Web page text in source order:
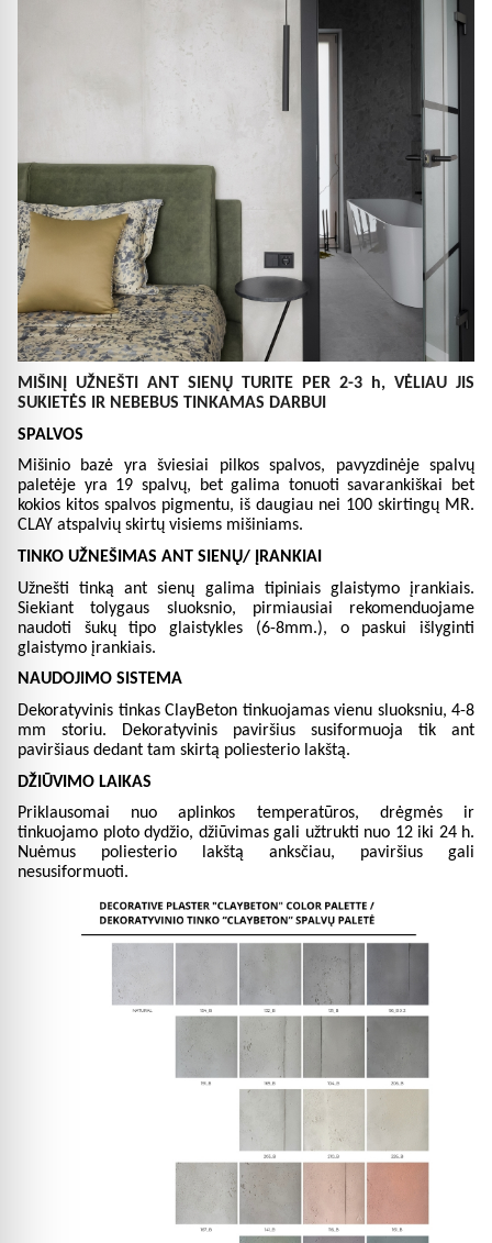
MIŠINĮ UŽNEŠTI ANT SIENŲ TURITE PER 2-3 h, VĖLIAU JIS
SUKIETĖS IR NEBEBUS TINKAMAS DARBUI
SPALVOS
Mišinio bazė yra šviesiai pilkos spalvos, pavyzdinėje spalvų
paletėje yra 19 spalvų, bet galima tonuoti savarankiškai bet
kokios kitos spalvos pigmentu, iš daugiau nei 100 skirtingų MR.
CLAY atspalvių skirtų visiems mišiniams.
TINKO UŽNEŠIMAS ANT SIENŲ/ ĮRANKIAI
Užnešti tinką ant sienų galima tipiniais glaistymo įrankiais.
Siekiant tolygaus sluoksnio, pirmiausiai rekomenduojame
naudoti šukų tipo glaistykles (6-8mm.), o paskui išlyginti
glaistymo įrankiais.
NAUDOJIMO SISTEMA
Dekoratyvinis tinkas ClayBeton tinkuojamas vienu sluoksniu, 4-8
mm storiu. Dekoratyvinis paviršius susiformuoja tik ant
paviršiaus dedant tam skirtą poliesterio lakštą.
DŽIŪVIMO LAIKAS
Priklausomai nuo aplinkos temperatūros, drėgmės ir
tinkuojamo ploto dydžio, džiūvimas gali užtrukti nuo 12 iki 24 h.
Nuėmus poliesterio lakštą anksčiau, paviršius gali
nesusiformuoti.